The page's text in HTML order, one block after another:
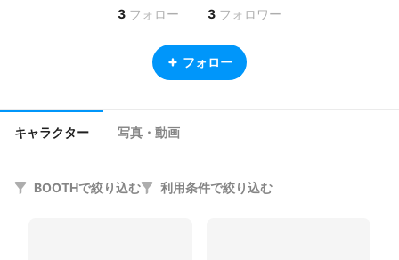
3 フォロー 3 フォロワー
フォロー
キャラクター 写真・動画
BOOTHで絞り込む 利用条件で絞り込む